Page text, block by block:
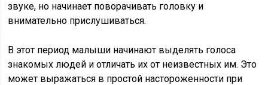
звуке, но начинает поворачивать головку и
внимательно прислушиваться.
В этот период малыши начинают выделять голоса
знакомых людей и отличать их от неизвестных им. Это
может выражаться в простой настороженности при